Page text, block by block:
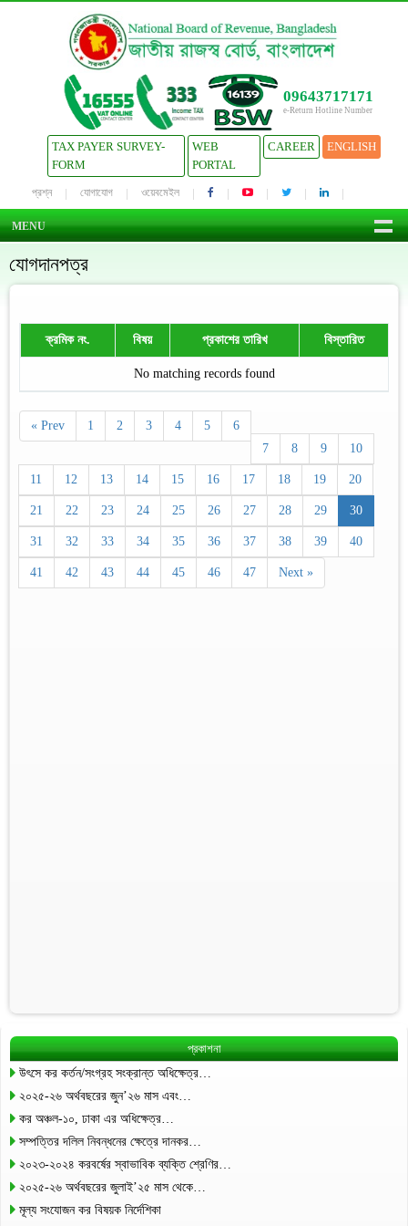
09643717171
e-Return Hotline Number
TAX PAYER SURVEY-
FORM
WEB
PORTAL
CAREER ENGLISH
প্রশ্ন যোগাযোগ ওয়েবমেইল
MENU
যোগদানপত্র
ক্রমিক নং. বিষয় প্রকাশের তারিখ বিস্তারিত
No matching records found
« Prev 1 2 3 4 5
6
7
8 9 10
11 12 13 14 15 16 17 18 19 20
21 22 23 24 25 26 27 28 29 30
31 32 33 34 35 36 37 38 39 40
41 42 43 44 45 46 47 Next »
প্রকাশনা
উৎসে কর কর্তন/সংগ্রহ সংক্রান্ত অধিক্ষেত্র…
২০২৫-২৬ অর্থবছরের জুন’২৬ মাস এবং…
কর অঞ্চল-১০, ঢাকা এর অধিক্ষেত্র…
সম্পত্তির দলিল নিবন্ধনের ক্ষেত্রে দানকর…
২০২৩-২০২৪ করবর্ষের স্বাভাবিক ব্যক্তি শ্রেণির…
২০২৫-২৬ অর্থবছরের জুলাই’২৫ মাস থেকে…
মূল্য সংযোজন কর বিষয়ক নির্দেশিকা